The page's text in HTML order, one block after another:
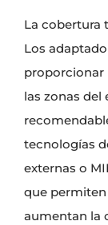
La cobertura
Los
proporcionar
las zonas del
tecnologías
externas o
que
aumentan la